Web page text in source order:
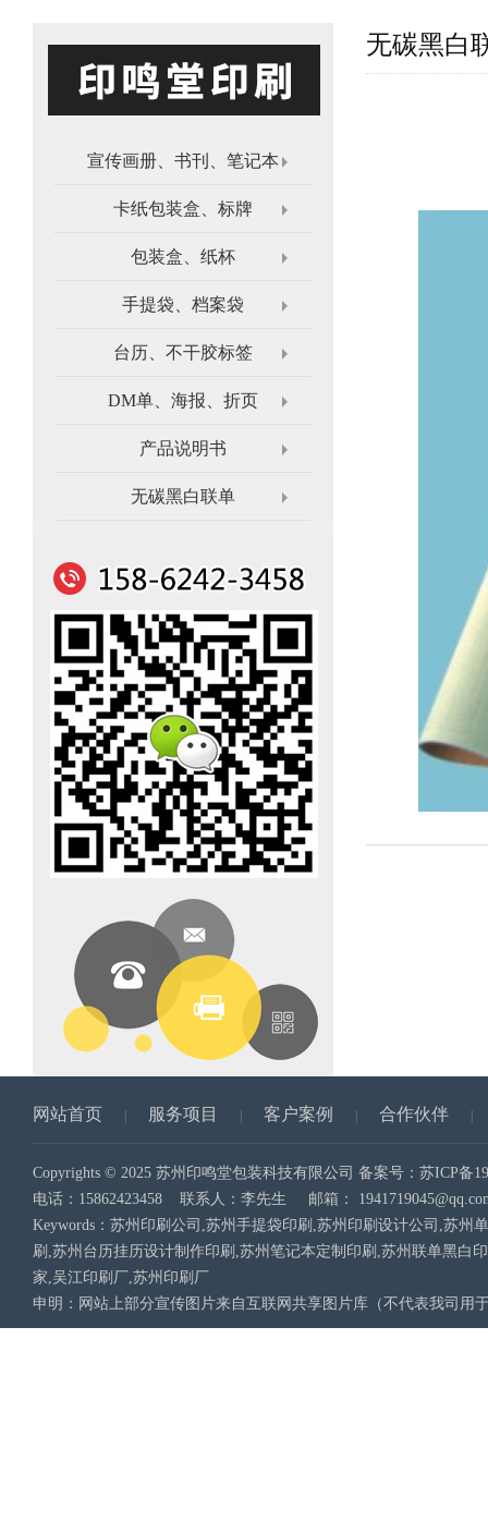
宣传画册、书刊、笔记本
卡纸包装盒、标牌
包装盒、纸杯
手提袋、档案袋
台历、不干胶标签
DM单、海报、折页
产品说明书
无碳黑白联单
无碳黑白
网站首页 服务项目 客户案例 合作伙伴
Copyrights © 2025 苏州印鸣堂包装科技有限公司 备案号： 苏ICP备
电话：15862423458 联系人：李先生 邮箱：
Keywords：苏州印刷公司,苏州手提袋印刷,苏州印刷设计公司,苏
刷,苏州台历挂历设计制作印刷,苏州笔记本定制印刷,苏州联单黑白
家,吴江印刷厂,苏州印刷厂
申明：网站上部分宣传图片来自互联网共享图片库（不代表我司用